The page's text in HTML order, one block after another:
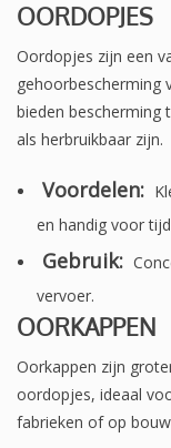
OORDOPJES
Oordopjes zijn een
gehoorbescherming
bieden bescherming
als herbruikbaar zijn.
Voordelen:
en handig voor
Gebruik:
vervoer.
OORKAPPEN
Oorkappen zijn
oordopjes, ideaal
fabrieken of op